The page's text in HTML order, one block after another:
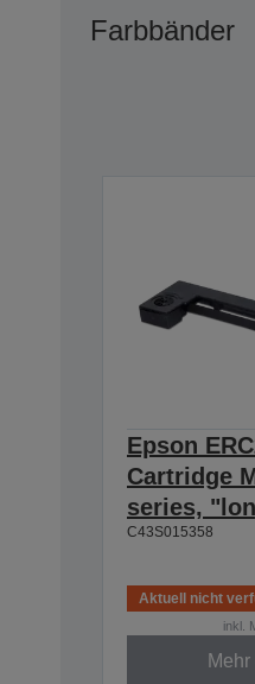
Farbbänder
Epson
Cartridge
series,
C43S015358
Aktuell nicht
inkl.